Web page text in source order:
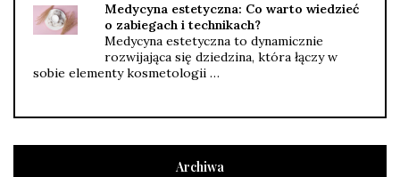
Medycyna estetyczna: Co warto wiedzieć
o zabiegach i technikach?
Medycyna estetyczna to dynamicznie
rozwijająca się dziedzina, która łączy w
sobie elementy kosmetologii …
Archiwa